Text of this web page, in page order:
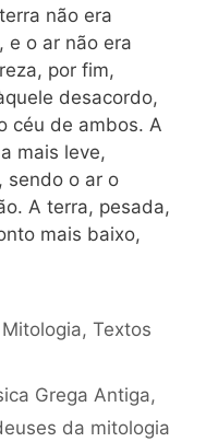
não era
e o ar não era
por fim,
desacordo,
céu de ambos. A
mais leve,
sendo o ar o
A terra, pesada,
mais baixo,
Mitologia,Textos
Grega Antiga,
da mitologia